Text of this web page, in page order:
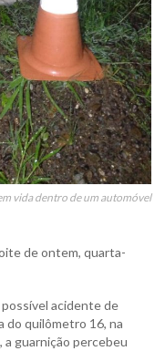
vida dentro de um automóvel
de ontem, quarta-
acidente de
do quilômetro 16, na
a guarnição percebeu